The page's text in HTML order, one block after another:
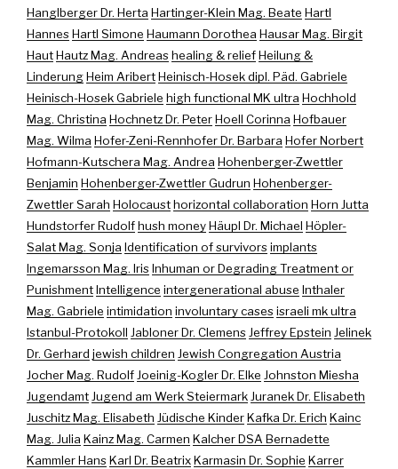
Hanglberger Dr. Herta Hartinger-Klein Mag. Beate Hartl
HannesHartl Simone Haumann Dorothea Hausar Mag. Birgit
HautHautz Mag. Andreashealing & reliefHeilung &
LinderungHeim AribertHeinisch-Hosek dipl. Päd. Gabriele
Heinisch-Hosek Gabriele high functional MK ultra Hochhold
Mag. Christina Hochnetz Dr. PeterHoell Corinna Hofbauer
Mag. Wilma Hofer-Zeni-Rennhofer Dr. Barbara Hofer Norbert
Hofmann-Kutschera Mag. Andrea Hohenberger-Zwettler
Benjamin Hohenberger-Zwettler Gudrun Hohenberger-
Zwettler Sarah Holocausthorizontal collaboration Horn Jutta
Hundstorfer Rudolfhush moneyHäupl Dr. Michael Höpler-
Salat Mag. Sonja Identification of survivorsimplants
Ingemarsson Mag. IrisInhuman or Degrading Treatment or
PunishmentIntelligence intergenerational abuse Inthaler
Mag. Gabriele intimidation involuntary casesisraeli mk ultra
Istanbul-Protokoll Jabloner Dr. ClemensJeffrey Epstein Jelinek
Dr. Gerhard jewish children Jewish Congregation Austria
Jocher Mag. RudolfJoeinig-Kogler Dr. Elke Johnston Miesha
JugendamtJugend am Werk SteiermarkJuranek Dr. Elisabeth
Juschitz Mag. Elisabeth Jüdische KinderKafka Dr. Erich Kainc
Mag. Julia Kainz Mag. Carmen Kalcher DSA Bernadette
Kammler HansKarl Dr. BeatrixKarmasin Dr. Sophie Karrer